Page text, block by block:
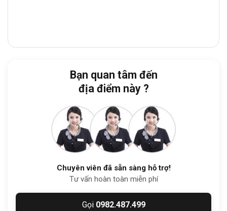
1. Vị trí chiến lược
Văn phòng cho thuê TSAtọa lạc trên tuyến
Điện Biên Phủ, một vị trí chiến lược
kết nốiquận Bình Thạnhvới các khu vực
Quận 1, Phú Nhuận, TP. Thủ
Bạn quan tâm đến
địa điểm này ?
Chuyên viên đã sẵn sàng hỗ trợ!
Tư vấn hoàn toàn miễn phí
Gọi 0982.487.499